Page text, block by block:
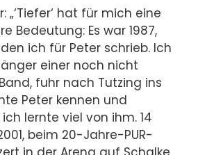
„‘Tiefer‘ hat für mich eine
Bedeutung: Es war 1987,
ich für Peter schrieb. Ich
einer noch nicht
fuhr nach Tutzing ins
Peter kennen und
lernte viel von ihm. 14
beim 20-Jahre-PUR-